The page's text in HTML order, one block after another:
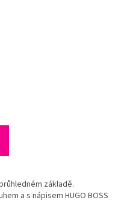
základě.
a s nápisem HUGO BOSS